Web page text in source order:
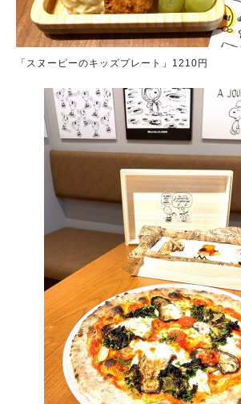
「スヌーピーのキッズプレート」1210円